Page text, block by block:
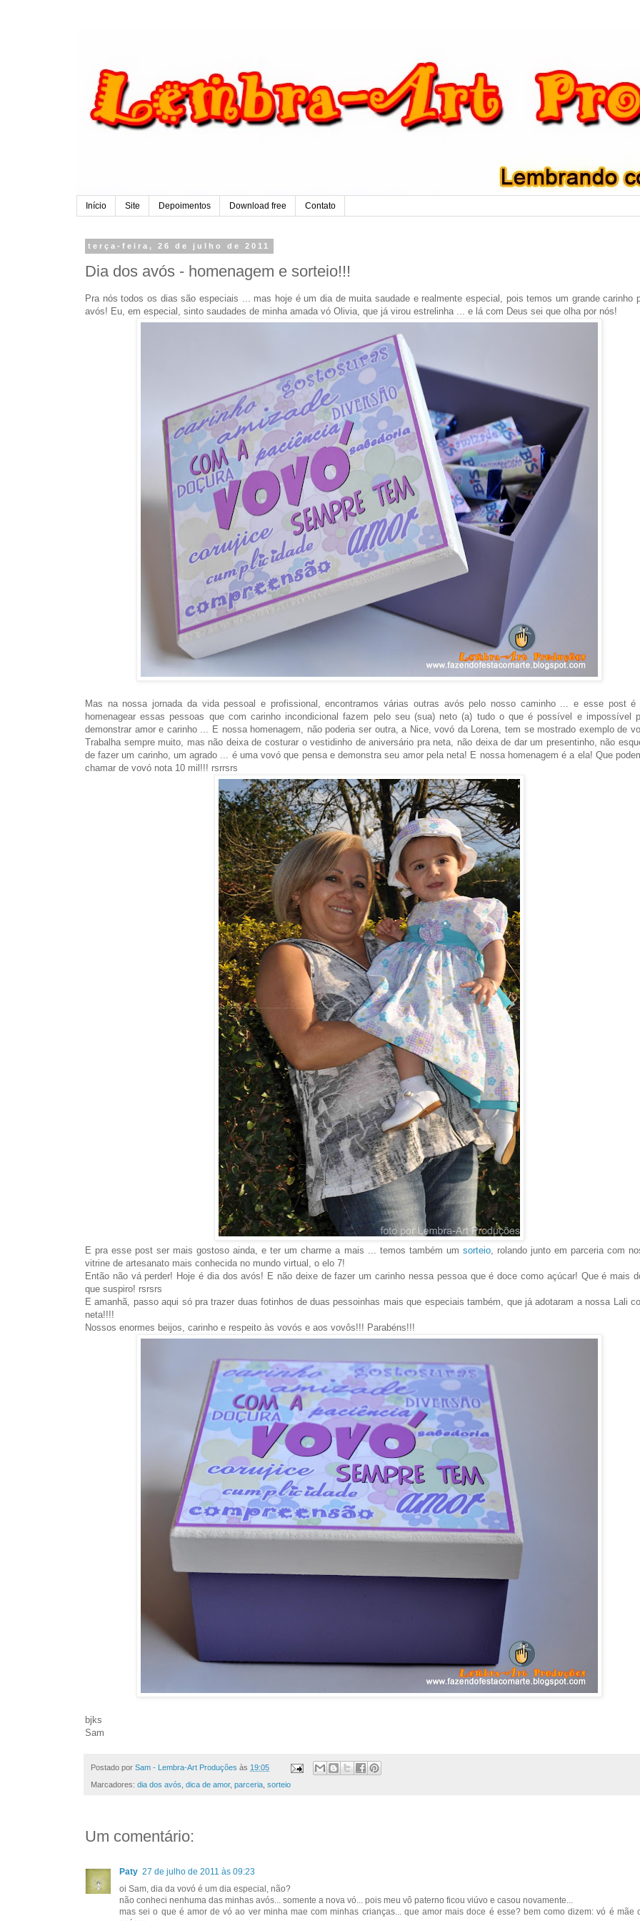
Início Site Depoimentos Download free Contato
terça-feira, 26 de julho de 2011
Dia dos avós - homenagem e sorteio!!!
Pra nós todos os dias são especiais ... mas hoje é um dia de muita saudade e realmente especial, pois temos um grande carinho
avós! Eu, em especial, sinto saudades de minha amada vó Olivia, que já virou estrelinha ... e lá com Deus sei que olha por nós!
Mas na nossa jornada da vida pessoal e profissional, encontramos várias outras avós pelo nosso caminho ... e esse post é
homenagear essas pessoas que com carinho incondicional fazem pelo seu (sua) neto (a) tudo o que é possível e impossível
demonstrar amor e carinho ... E nossa homenagem, não poderia ser outra, a Nice, vovó da Lorena, tem se mostrado exemplo de
Trabalha sempre muito, mas não deixa de costurar o vestidinho de aniversário pra neta, não deixa de dar um presentinho, não
de fazer um carinho, um agrado ... é uma vovó que pensa e demonstra seu amor pela neta! E nossa homenagem é a ela! Que
chamar de vovó nota 10 mil!!! rsrrsrs
E pra esse post ser mais gostoso ainda, e ter um charme a mais ... temos também um sorteio, rolando junto em parceria com
vitrine de artesanato mais conhecida no mundo virtual, o elo 7!
Então não vá perder! Hoje é dia dos avós! E não deixe de fazer um carinho nessa pessoa que é doce como açúcar! Que é mais
que suspiro! rsrsrs
E amanhã, passo aqui só pra trazer duas fotinhos de duas pessoinhas mais que especiais também, que já adotaram a nossa Lali
neta!!!!
Nossos enormes beijos, carinho e respeito às vovós e aos vovôs!!! Parabéns!!!
bjks
Sam
Postado por Sam - Lembra-Art Produções às 19:05
Marcadores: dia dos avós, dica de amor, parceria, sorteio
Um comentário:
Paty 27 de julho de 2011 às 09:23
oi Sam, dia da vovó é um dia especial, não?
não conheci nenhuma das minhas avós... somente a nova vó... pois meu vô paterno ficou viúvo e casou novamente...
mas sei o que é amor de vó ao ver minha mae com minhas crianças... que amor mais doce é esse? bem como dizem: vó é mãe